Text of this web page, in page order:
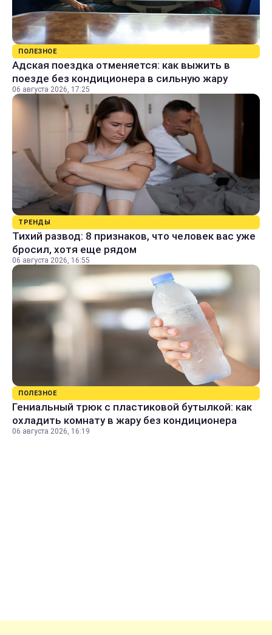
ПОЛЕЗНОЕ
Адская поездка отменяется: как выжить в
поезде без кондиционера в сильную жару
06 августа 2026, 17:25
ТРЕНДЫ
Тихий развод: 8 признаков, что человек вас уже
бросил, хотя еще рядом
06 августа 2026, 16:55
ПОЛЕЗНОЕ
Гениальный трюк с пластиковой бутылкой: как
охладить комнату в жару без кондиционера
06 августа 2026, 16:19